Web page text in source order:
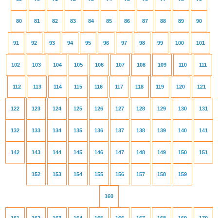
80 81 82 83 84 85 86 87 88 89 90
91 92 93 94 95 96 97 98 99 100 101
102 103 104 105 106 107 108 109 110 111
112 113 114 115 116 117 118 119 120 121
122 123 124 125 126 127 128 129 130 131
132 133 134 135 136 137 138 139 140 141
142 143 144 145 146 147 148 149 150 151
152 153 154 155 156 157 158 159
160